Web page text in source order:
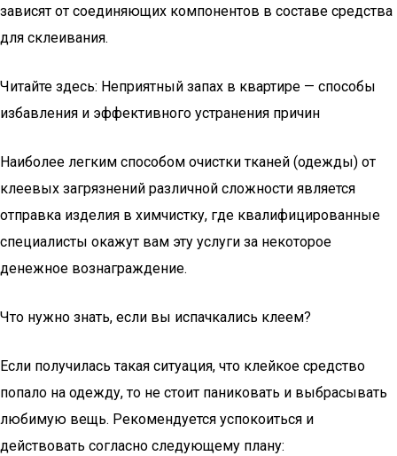
зависят от соединяющих компонентов в составе средства
для склеивания.
Читайте здесь: Неприятный запах в квартире — способы
избавления и эффективного устранения причин
Наиболее легким способом очистки тканей (одежды) от
клеевых загрязнений различной сложности является
отправка изделия в химчистку, где квалифицированные
специалисты окажут вам эту услуги за некоторое
денежное вознаграждение.
Что нужно знать, если вы испачкались клеем?
Если получилась такая ситуация, что клейкое средство
попало на одежду, то не стоит паниковать и выбрасывать
любимую вещь. Рекомендуется успокоиться и
действовать согласно следующему плану: